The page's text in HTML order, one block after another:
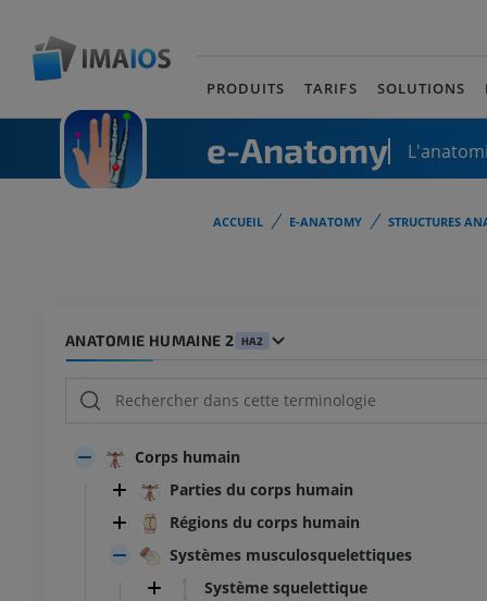
PRODUITS TARIFS SOLUTIONS
e-Anatomy
ACCUEIL E-ANATOMY STRUCTURES
ANATOMIE HUMAINE 2 HA2
Corps humain
Parties du corps humain
Régions du corps humain
Systèmes musculosquelettiques
Système squelettique